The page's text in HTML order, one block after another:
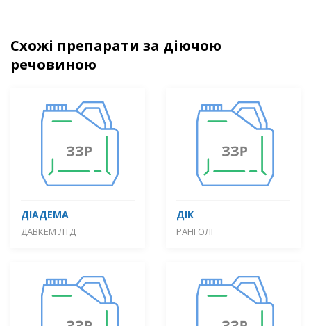
Схожі препарати за діючою
речовиною
ДІАДЕМА
ДАВКЕМ ЛТД
ДІК
РАНГОЛІ